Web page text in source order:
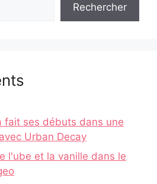
Rechercher
fait ses débuts dans une
Urban Decay
l'ube et la vanille dans le